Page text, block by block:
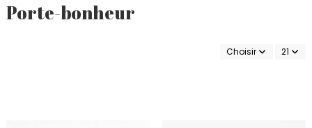
Porte-bonheur
Choisir 21